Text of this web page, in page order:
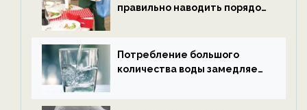
правильно наводить порядок
Потребление большого
количества воды замедляет